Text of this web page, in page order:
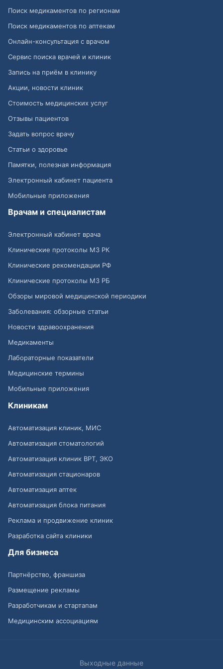
Поиск медикаментов по регионам
Поиск медикаментов по аптекам
Онлайн-консультация с врачом
Сервис поиска врачей и клиник
Запись на приём в клинику
Акции, новости клиник
Стоимость медицинских услуг
Отзывы пациентов
Задать вопрос врачу
Статьи о здоровье
Памятки, полезная информация
Электронный кабинет пациента
Мобильные приложения
Врачам и специалистам
Электронный кабинет врача
Клинические протоколы МЗ РК
Клинические рекомендации РФ
Клинические протоколы МЗ РБ
Обзоры мировой медицинской периодики
Заболевания: обзорные статьи
Новости здравоохранения
Медикаменты
Лабораторные показатели
Медицинские термины
Мобильные приложения
Клиникам
Автоматизация клиник, МИС
Автоматизация стоматологий
Автоматизация клиник ВРТ, ЭКО
Автоматизация стационаров
Автоматизация аптек
Автоматизация блока питания
Реклама и продвижение клиник
Разработка сайта клиники
Для бизнеса
Партнёрство, франшиза
Размещение рекламы
Разработчикам и стартапам
Медицинским ассоциациям
Выходные данные